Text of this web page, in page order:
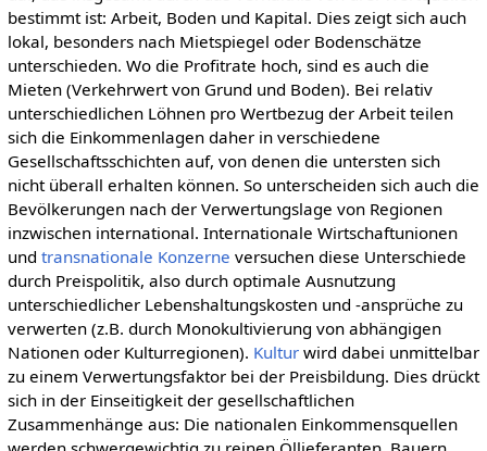
bestimmt ist: Arbeit, Boden und Kapital. Dies zeigt sich auch
lokal, besonders nach Mietspiegel oder Bodenschätze
unterschieden. Wo die Profitrate hoch, sind es auch die
Mieten (Verkehrwert von Grund und Boden). Bei relativ
unterschiedlichen Löhnen pro Wertbezug der Arbeit teilen
sich die Einkommenlagen daher in verschiedene
Gesellschaftsschichten auf, von denen die untersten sich
nicht überall erhalten können. So unterscheiden sich auch die
Bevölkerungen nach der Verwertungslage von Regionen
inzwischen international. Internationale Wirtschaftunionen
und transnationale Konzerne versuchen diese Unterschiede
durch Preispolitik, also durch optimale Ausnutzung
unterschiedlicher Lebenshaltungskosten und -ansprüche zu
verwerten (z.B. durch Monokultivierung von abhängigen
Nationen oder Kulturregionen). Kulturwird dabei unmittelbar
zu einem Verwertungsfaktor bei der Preisbildung. Dies drückt
sich in der Einseitigkeit der gesellschaftlichen
Zusammenhänge aus: Die nationalen Einkommensquellen